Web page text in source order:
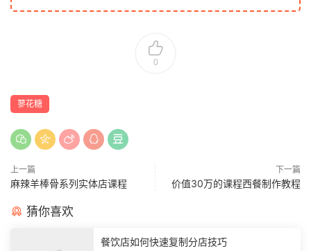
0
蓼花糖
上一篇
麻辣羊棒骨系列实体店课程
下一篇
价值30万的课程西餐制作教程
猜你喜欢
餐饮店如何快速复制分店技巧